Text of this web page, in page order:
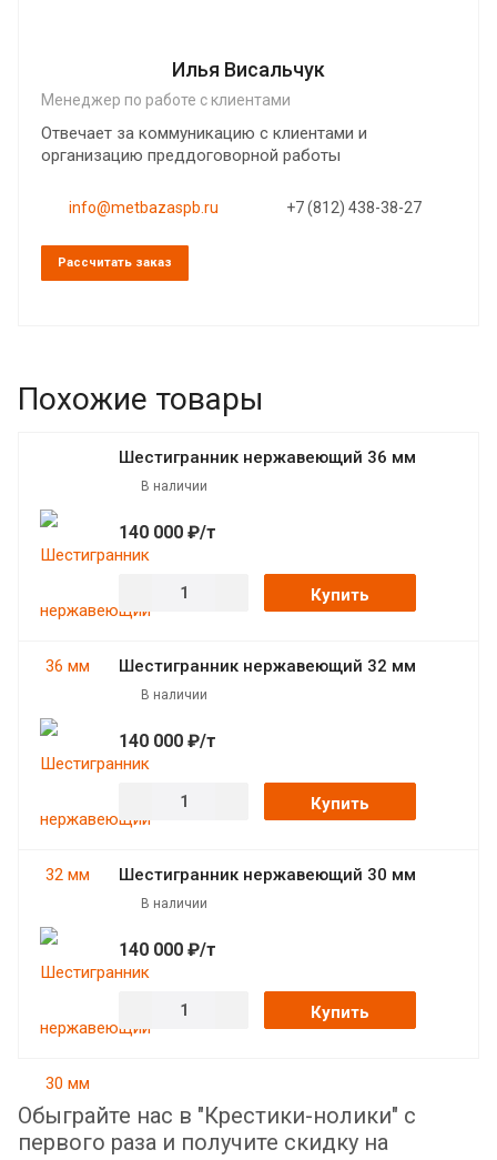
Илья Висальчук
Менеджер по работе с клиентами
Отвечает за коммуникацию с клиентами и
организацию преддоговорной работы
info@metbazaspb.ru +7 (812) 438-38-27
Рассчитать заказ
Похожие товары
Шестигранник нержавеющий 36 мм
В наличии
140 000 ₽/т
Купить
Шестигранник нержавеющий 32 мм
В наличии
140 000 ₽/т
Купить
Шестигранник нержавеющий 30 мм
В наличии
140 000 ₽/т
Купить
Обыграйте нас в "Крестики-нолики" с
первого раза и получите скидку на